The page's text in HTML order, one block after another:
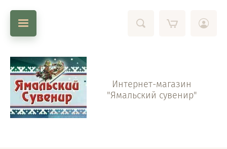
Интернет-магазин
"Ямальский сувенир"